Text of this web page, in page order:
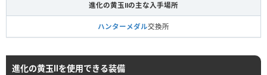
進化の黄玉Ⅱの主な入手場所
ハンターメダル交換所
進化の黄玉Ⅱを使用できる装備